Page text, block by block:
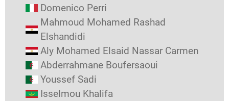
Domenico Perri
Mahmoud Mohamed Rashad
Elshandidi
Aly Mohamed Elsaid Nassar Carmen
Abderrahmane Boufersaoui
Youssef Sadi
Isselmou Khalifa